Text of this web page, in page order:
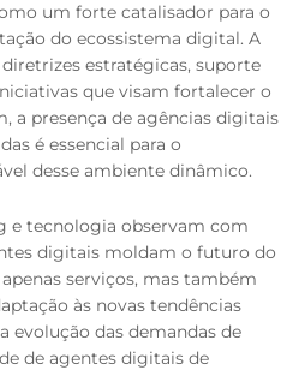
um forte catalisador para o
do ecossistema digital. A
estratégicas, suporte
que visam fortalecer o
a presença de agências digitais
é essencial para o
desse ambiente dinâmico.
e tecnologia observam com
digitais moldam o futuro do
serviços, mas também
às novas tendências
evolução das demandas de
de agentes digitais de